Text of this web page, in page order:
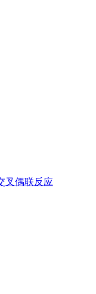
叉偶联反应